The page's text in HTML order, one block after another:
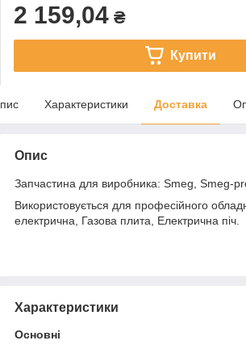
2 159,04 ₴
Купити
Характеристики Доставка
Опис
Запчастина для виробника: Smeg, Smeg-
Використовується для професійного
електрична, Газова плита, Електрична піч.
Характеристики
Основні